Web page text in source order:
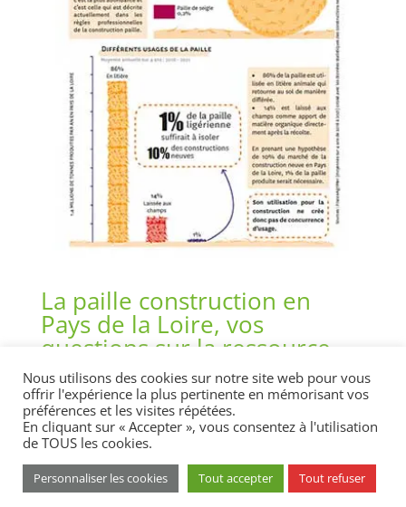
La paille construction en
Pays de la Loire, vos
questions sur la ressource
pardenis| Jan 29, 2024
Mentions légales
Cookies
Politique de confidentialité
© 2023 - Parc naturel régional du Marais poitevin
Nous utilisons des cookies sur notre site web pour vous
offrir l'expérience la plus pertinente en mémorisant vos
préférences et les visites répétées.
En cliquant sur « Accepter », vous consentez à l'utilisation
de TOUS les cookies.
Personnaliser les cookies Tout accepter Tout refuser